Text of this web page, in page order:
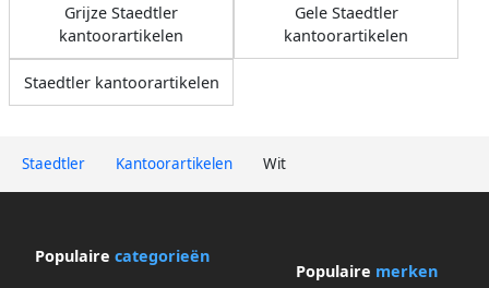
Staedtler Kantoorartikelen Wit
Grijze Staedtler
kantoorartikelen
Gele Staedtler
kantoorartikelen
Staedtler kantoorartikelen
Populaire categorieën
Populaire merken